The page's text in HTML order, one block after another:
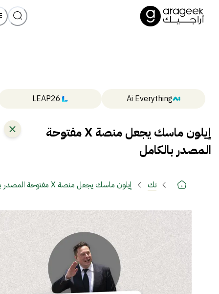
Ai Everything
LEAP26
إيلون ماسك يجعل منصة X مفتوحة
المصدر بالكامل
تك إيلون ماسك يجعل منصة X مفتوحة المصدر بالكامل